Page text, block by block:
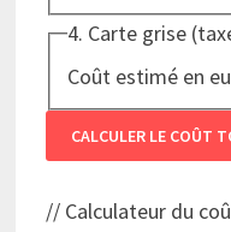
Entrez le coût du
4. Carte grise
Coût estimé en
Entrez le coût de
CALCULER LE COÛT
// Calculateur du